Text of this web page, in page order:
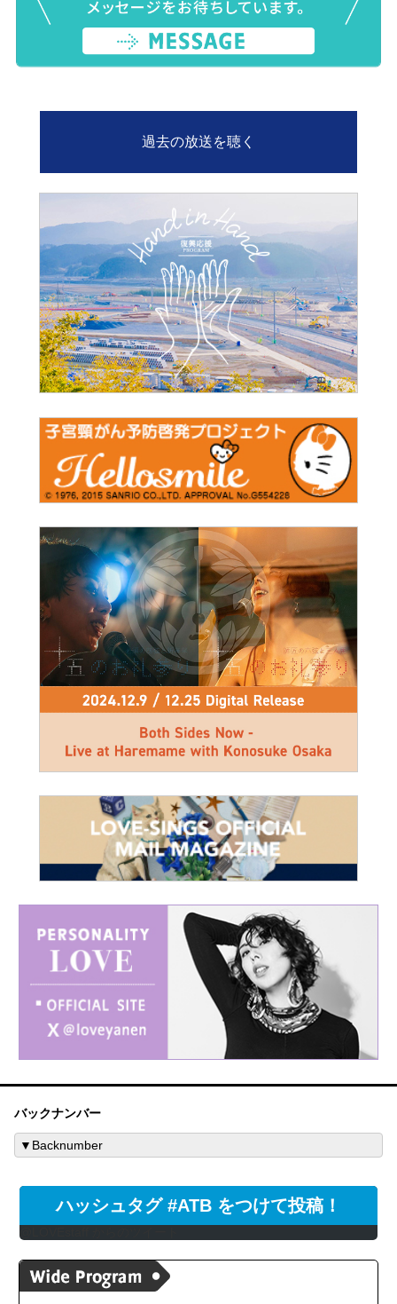
過去の放送を聴く
バックナンバー
ハッシュタグ #ATB をつけて投稿！